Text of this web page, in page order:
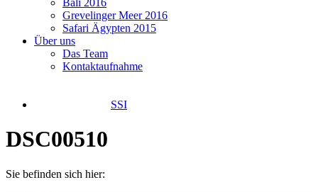
Bali 2016
Grevelinger Meer 2016
Safari Ägypten 2015
Über uns
Das Team
Kontaktaufnahme
SSI
DSC00510
Sie befinden sich hier: